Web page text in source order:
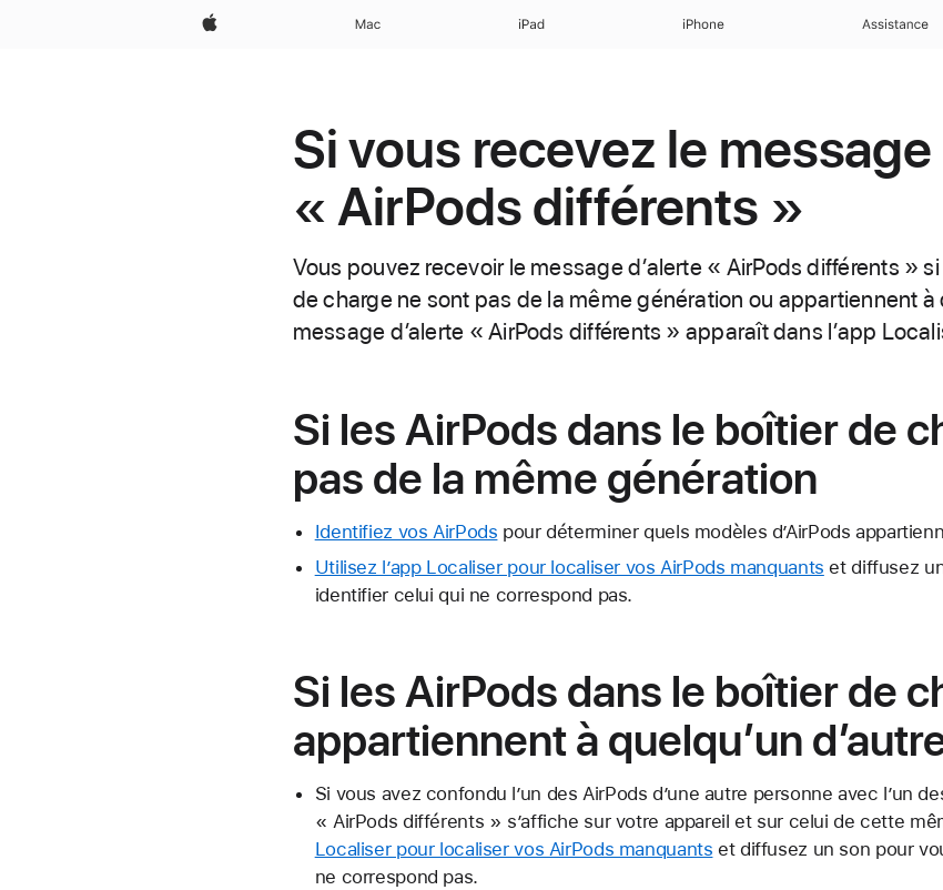
Apple Mac iPad iPhone Assistance
Si vous recevez le message
« AirPods différents »
Vous pouvez recevoir le message d’alerte « AirPods différents »
de charge ne sont pas de la même génération ou appartiennent à
message d’alerte « AirPods différents » apparaît dans l’app
Si les AirPods dans le boîtier de
pas de la même génération
Identifiez vos AirPods pour déterminer quels modèles d’AirPods
Utilisez l’app Localiser pour localiser vos AirPods manquants et diffusez
identifier celui qui ne correspond pas.
Si les AirPods dans le boîtier de
appartiennent à quelqu’un
Si vous avez confondu l’un des AirPods d’une autre personne avec l’un
« AirPods différents » s’affiche sur votre appareil et sur celui de cette
Localiser pour localiser vos AirPods manquants et diffusez un son pour
ne correspond pas.